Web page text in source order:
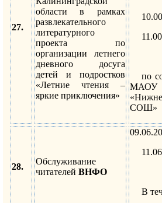
27.
области в рамках
развлекательного
литературного
проекта по
организации летнего
дневного досуга
детей и подростков
«Летние чтения –
яркие приключения»
10.00
11.00
по
МАОУ
СОШ»
28.
Обслуживание
читателей ВНФО
В